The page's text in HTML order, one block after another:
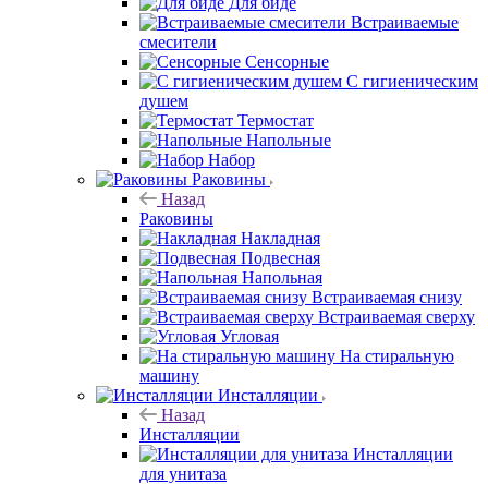
Встраиваемые
смесители
Сенсорные
С гигиеническим
душем
Термостат
Напольные
Набор
Раковины
Назад
Раковины
Накладная
Подвесная
Напольная
Встраиваемая снизу
Встраиваемая сверху
Угловая
На стиральную
машину
Инсталляции
Назад
Инсталляции
Инсталляции
для унитаза